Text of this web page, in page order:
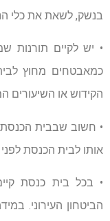
בנשק, לשאת את כלי
• יש לקיים תורנות
כמאבטחים מחוץ
הקידוש או השיעורים
• חשוב שבבית הכנסת
אותו לבית הכנסת
• בכל בית כנסת
הביטחון העירוני.